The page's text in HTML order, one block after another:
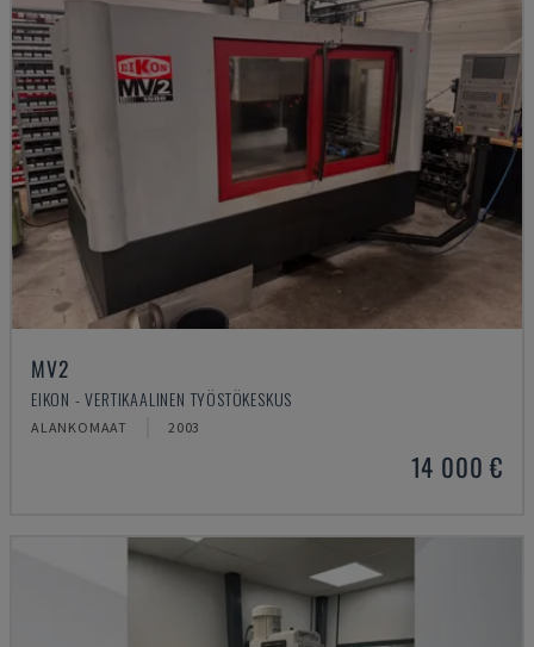
MV2
EIKON - VERTIKAALINEN TYÖSTÖKESKUS
ALANKOMAAT 2003
14 000 €